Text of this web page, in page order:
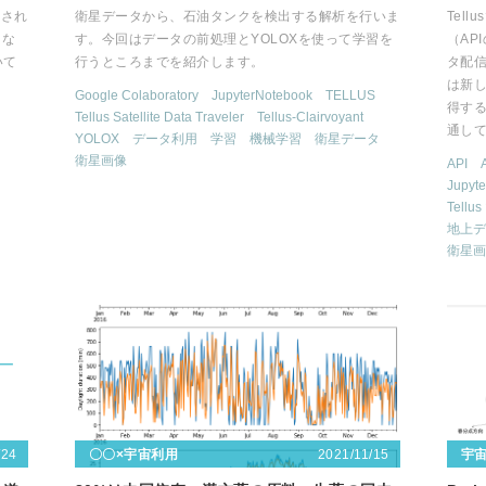
れ
衛星データから、石油タンクを検出する解析を行いま
す。今回はデータの前処理とYOLOXを使って学習を
行うところまでを紹介します。
Google Colaboratory JupyterNotebook
TELLUS
Tellus Satellite Data Traveler
Tellus-Clairvoyant
YOLOX
データ利用 学習 機械学習
衛星データ
衛星画像
（
タ配
は新
得す
通し
API
Tellus
地上
衛星
〇〇×宇宙利用 2021/11/15 宇